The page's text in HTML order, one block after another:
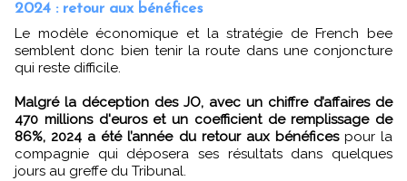
2024 : retour aux bénéfices
Le modèle économique et la stratégie de French bee
semblent donc bien tenir la route dans une conjoncture
qui reste difficile.
Malgré la déception des JO, avec un chiffre d’affaires de
470 millions d'euros et un coefficient de remplissage de
86%, 2024 a été l’année du retour aux bénéficespour la
compagnie qui déposera ses résultats dans quelques
jours au greffe du Tribunal.